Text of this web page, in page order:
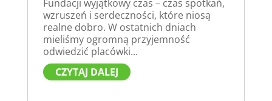
Fundacji wyjątkowy czas – czas spotkań,
wzruszeń i serdeczności, które niosą
realne dobro. W ostatnich dniach
mieliśmy ogromną przyjemność
odwiedzić placówki...
CZYTAJ DALEJ